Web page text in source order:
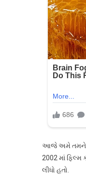
આજે અમે તમને
2002 માં ફિલ્મ
લીધો હતો.